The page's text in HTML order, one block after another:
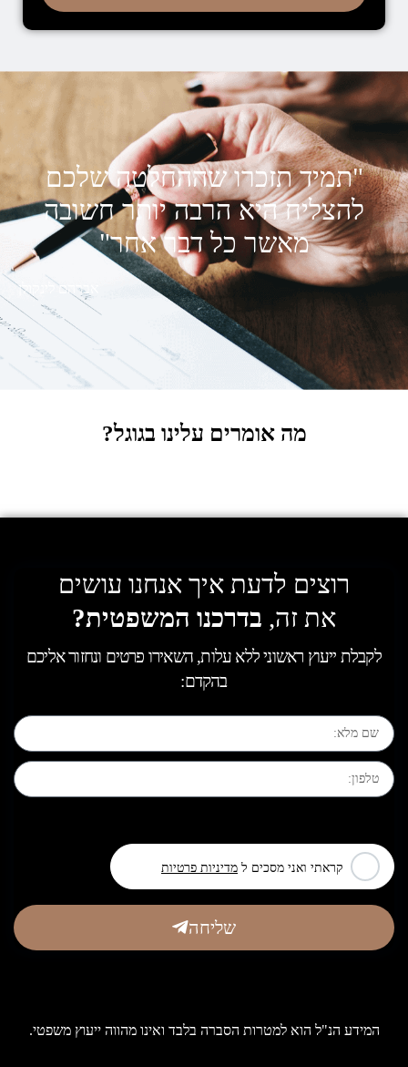
"תמיד תזכרו שההחלטה שלכם
להצליח היא הרבה יותר חשובה
מאשר כל דבר אחר"
אברהם לינקולן
מה אומרים עלינו בגוגל?
רוצים לדעת איך אנחנו עושים
את זה, בדרכנו המשפטית?
לקבלת ייעוץ ראשוני ללא עלות, השאירו פרטים ונחזור אליכם
בהקדם:
קראתי ואני מסכים ל מדיניות פרטיות
שליחה
המידע הנ"ל הוא למטרות הסברה בלבד ואינו מהווה ייעוץ משפטי.